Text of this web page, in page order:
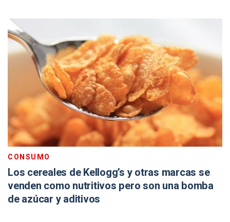
CONSUMO
Los cereales de Kellogg’s y otras marcas se
venden como nutritivos pero son una bomba
de azúcar y aditivos